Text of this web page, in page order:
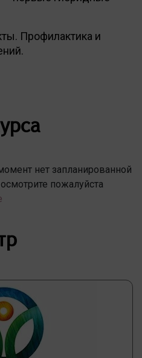
Профилактика и
нет запланированной
пожалуйста